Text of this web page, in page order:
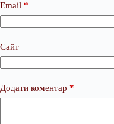
Email *
Сайт
Додати коментар *